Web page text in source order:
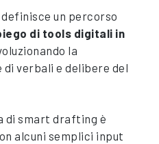
un percorso
di tools digitali in
la
verbali e delibere del
di smart drafting è
alcuni semplici input